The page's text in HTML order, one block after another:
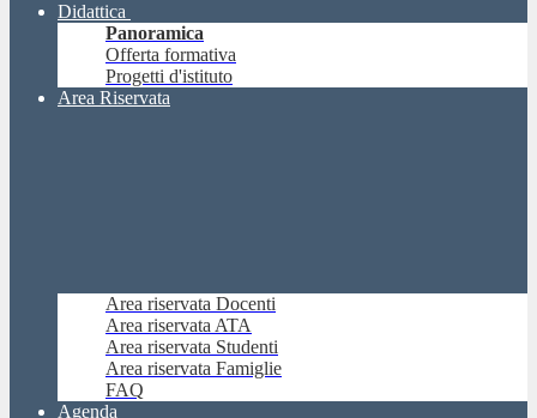
Didattica
Panoramica
Offerta formativa
Progetti d'istituto
Area Riservata
Area riservata Docenti
Area riservata ATA
Area riservata Studenti
Area riservata Famiglie
FAQ
Agenda